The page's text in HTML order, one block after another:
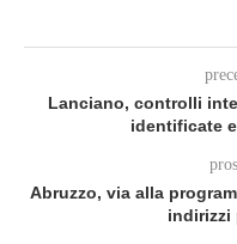
Lanciano, controlli
identificate
Abruzzo, via alla
indirizzi